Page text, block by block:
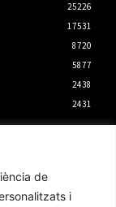
de
i
25226
17531
8720
5877
2438
2431